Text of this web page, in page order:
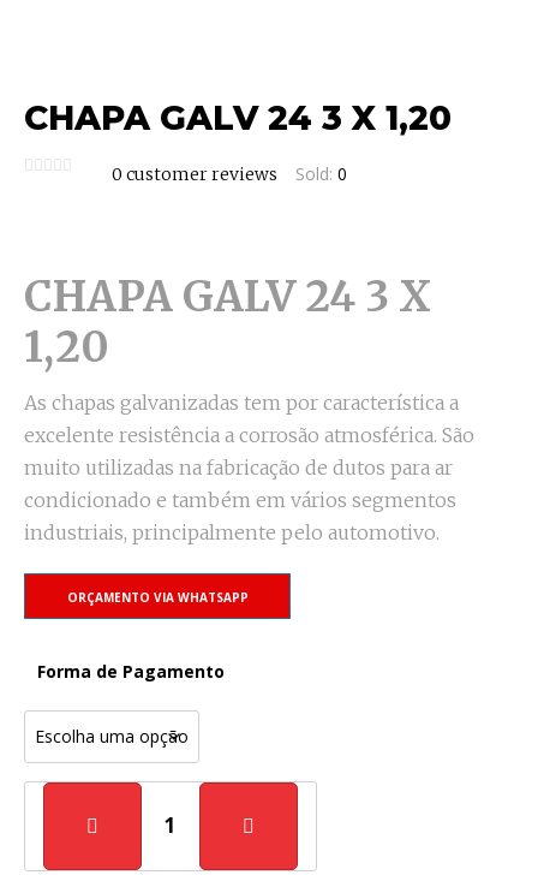
CHAPA GALV 24 3 X 1,20
0 customer reviews Sold: 0
CHAPA GALV 24 3 X
1,20
As chapas galvanizadas tem por característica a
excelente resistência a corrosão atmosférica. São
muito utilizadas na fabricação de dutos para ar
condicionado e também em vários segmentos
industriais, principalmente pelo automotivo.
ORÇAMENTO VIA WHATSAPP
Forma de Pagamento